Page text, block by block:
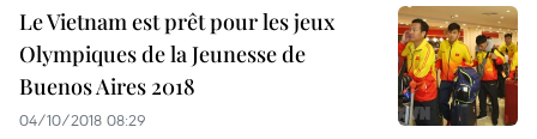
Le Vietnam est prêt pour les jeux
Olympiques de la Jeunesse de
Buenos Aires 2018
04/10/2018 08:29